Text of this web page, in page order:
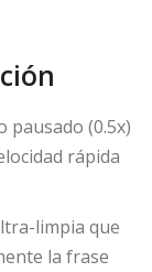
pausado (0.5x)
rápida
limpia que
la frase